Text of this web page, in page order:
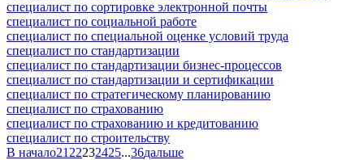
специалист по сортировке электронной почты
специалист по социальной работе
специалист по специальной оценке условий труда
специалист по стандартизации
специалист по стандартизации бизнес-процессов
специалист по стандартизации и сертификации
специалист по стратегическому планированию
специалист по страхованию
специалист по страхованию и кредитованию
специалист по строительству
В начало21 22232425...36дальше